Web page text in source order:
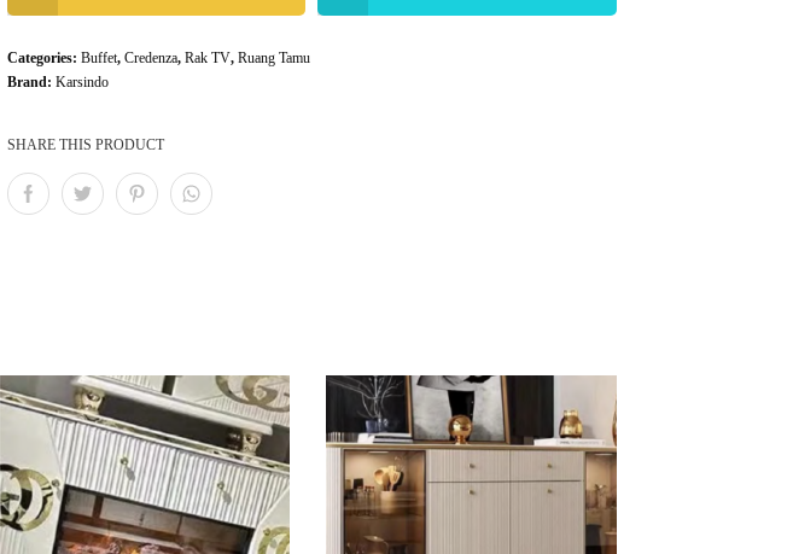
Categories:Buffet,Credenza,Rak TV,Ruang Tamu
Brand:Karsindo
SHARE THIS PRODUCT